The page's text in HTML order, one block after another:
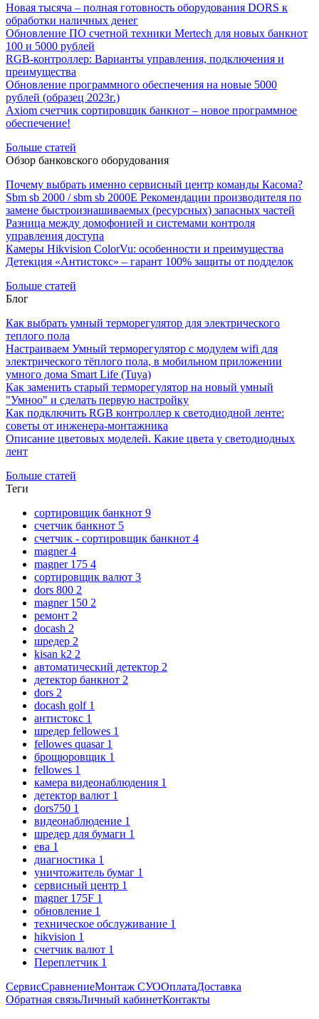
Новая тысяча – полная готовность оборудования DORS к
обработки наличных денег
Обновление ПО счетной техники Mertech для новых банкнот
100 и 5000 рублей
RGB-контроллер: Варианты управления, подключения и
преимущества
Обновление программного обеспечения на новые 5000
рублей (образец 2023г.)
Axiom счетчик сортировщик банкнот – новое программное
обеспечение!
Больше статей
Обзор банковского оборудования
Почему выбрать именно сервисный центр команды Касома?
Sbm sb 2000 / sbm sb 2000E Рекомендации производителя по
замене быстроизнашиваемых (ресурсных) запасных частей
Разница между домофонией и системами контроля
управления доступа
Камеры Hikvision ColorVu: особенности и преимущества
Детекция «Антистокс» – гарант 100% защиты от подделок
Больше статей
Блог
Как выбрать умный терморегулятор для электрического
теплого пола
Настраиваем Умный терморегулятор с модулем wifi для
электрического тёплого пола, в мобильном приложении
умного дома Smart Life (Tuya)
Как заменить старый терморегулятор на новый умный
"Умноо" и сделать первую настройку
Как подключить RGB контроллер к светодиодной ленте:
советы от инженера-монтажника
Описание цветовых моделей. Какие цвета у светодиодных
лент
Больше статей
Теги
сортировщик банкнот 9
счетчик банкнот 5
счетчик - сортировщик банкнот 4
magner4
magner 175 4
сортировщик валют 3
dors 800 2
magner 150 2
ремонт 2
docash 2
шредер 2
kisan k2 2
автоматический детектор 2
детектор банкнот 2
dors 2
docash golf 1
антистокс 1
шредер fellowes 1
fellowes quasar 1
брощюровщик 1
fellowes 1
камера видеонаблюдения 1
детектор валют 1
dors750 1
видеонаблюдение 1
шредер для бумаги 1
ева 1
диагностика 1
уничтожитель бумаг 1
сервисный центр 1
magner 175F 1
обновление 1
техническое обслуживание 1
hikvision 1
счетчик валют 1
Переплетчик 1
СервисСравнениеМонтаж СУООплатаДоставка
Обратная связьЛичный кабинетКонтакты